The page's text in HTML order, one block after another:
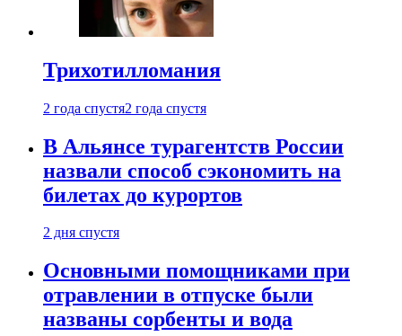
Трихотилломания
2 года спустя2 года спустя
В Альянсе турагентств России
назвали способ сэкономить на
билетах до курортов
2 дня спустя
Основными помощниками при
отравлении в отпуске были
названы сорбенты и вода